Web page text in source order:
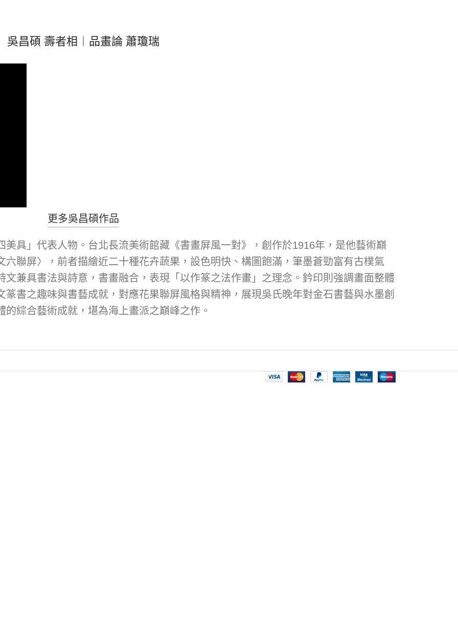
吳昌碩 壽者相︱品畫論 蕭瓊瑞
更多吳昌碩作品
具」代表人物。台北長流美術館藏《書畫屏風一對》，創作於1916年，是他藝術巔
聯屏〉，前者描繪近二十種花卉蔬果，設色明快、構圖飽滿，筆墨蒼勁富有古樸氣
兼具書法與詩意，書畫融合，表現「以作篆之法作畫」之理念。鈐印則強調畫面整體
書之趣味與書藝成就，對應花果聯屏風格與精神，展現吳氏晚年對金石書藝與水墨創
綜合藝術成就，堪為海上畫派之巔峰之作。